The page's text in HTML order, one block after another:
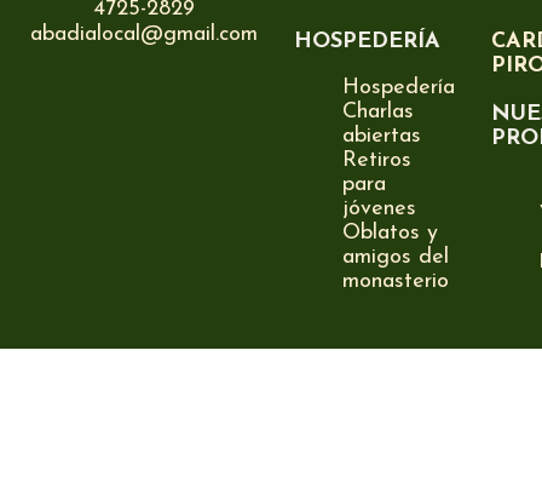
4725-2829
abadialocal@gmail.com
HOSPEDERÍA
Hospedería
Charlas
abiertas
Retiros
para
jóvenes
Oblatos y
amigos del
monasterio